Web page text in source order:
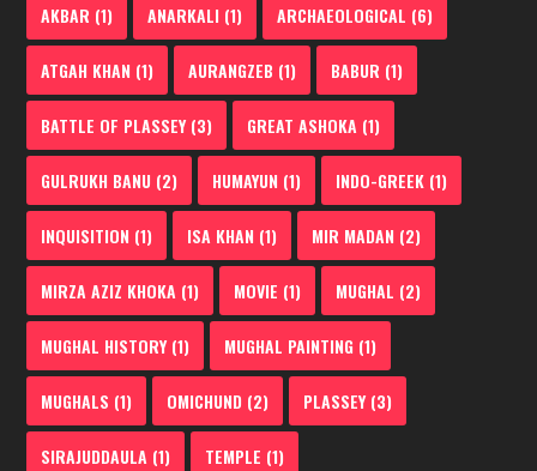
AKBAR (1) ANARKALI (1) ARCHAEOLOGICAL (6)
ATGAH KHAN (1) AURANGZEB (1) BABUR (1)
BATTLE OF PLASSEY(3) GREAT ASHOKA (1)
GULRUKH BANU (2) HUMAYUN (1) INDO-GREEK (1)
INQUISITION (1) ISA KHAN (1) MIR MADAN (2)
MIRZA AZIZ KHOKA (1) MOVIE (1) MUGHAL (2)
MUGHAL HISTORY(1) MUGHAL PAINTING (1)
MUGHALS (1) OMICHUND (2) PLASSEY(3)
SIRAJUDDAULA (1) TEMPLE (1)